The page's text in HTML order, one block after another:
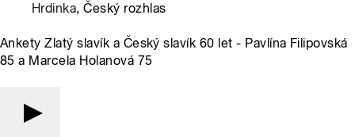
Hrdinka, Český rozhlas
Ankety Zlatý slavík a Český slavík 60 let - Pavlína Filipovská
85 a Marcela Holanová 75